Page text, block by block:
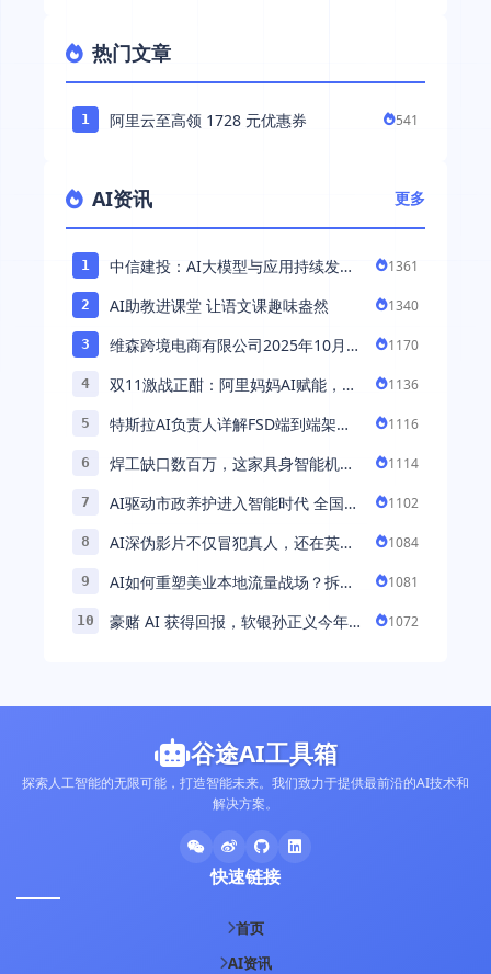
热门文章
1 阿里云至高领 1728 元优惠券 541
AI资讯 更多
1
中信建投：AI大模型与应用持续发展
1361
2 AI助教进课堂 让语文课趣味盎然 1340
3
维森跨境电商有限公司2025年10月落
1170
4
双11激战正酣：阿里妈妈AI赋能，助
1136
5
特斯拉AI负责人详解FSD端到端架
能 ...
1116
6
焊工缺口数百万，这家具身智能机器
1114
7
AI驱动市政养护进入智能时代 全国首
1102
8
AI深伪影片不仅冒犯真人，还在英国
1084
9
AI如何重塑美业本地流量战场？拆
1081
10
豪赌 AI 获得回报，软银孙正义今年财
1072
谷途AI工具箱
探索人工智能的无限可能，打造智能未来。我们致力于提供最前沿的AI技术和
解决方案。
快速链接
首页
AI资讯